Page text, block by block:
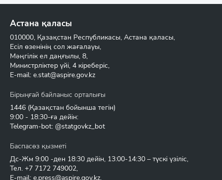
Астана қаласы
010000, Қазақстан Республикасы, Астана қаласы,
Есіл өзенінің сол жағалауы,
Мәңгілік ел даңғылы, 8,
Министрліктер үйі, 4 кіреберіс,
E-mail: e.stat@aspire.gov.kz
Бірыңғай байланыс орталығы
1446 (Қазақстан бойынша тегін)
9:00 - 18:30-ға дейін:
Telegram-bot: @statgovkz_bot
Баспасөз қызметі
Дс-Жм 9:00 -ден 18:30 дейін, 13:00-14:30 – түскі үзіліс,
Тел. +7 7172 749002,
E-mail: e.press@aspire.gov.kz.